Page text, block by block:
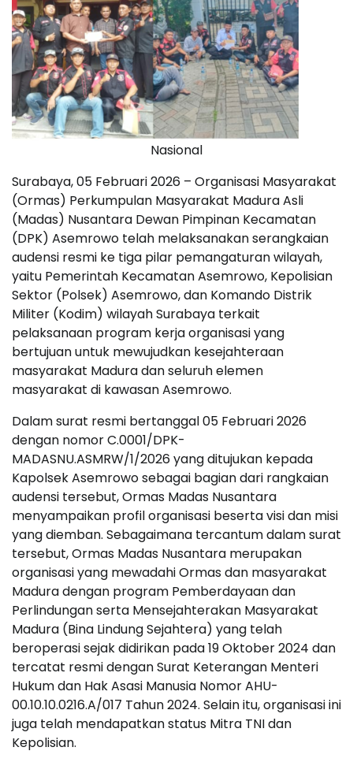
Nasional
Surabaya, 05 Februari 2026 – Organisasi Masyarakat
(Ormas) Perkumpulan Masyarakat Madura Asli
(Madas) Nusantara Dewan Pimpinan Kecamatan
(DPK) Asemrowo telah melaksanakan serangkaian
audensi resmi ke tiga pilar pemangaturan wilayah,
yaitu Pemerintah Kecamatan Asemrowo, Kepolisian
Sektor (Polsek) Asemrowo, dan Komando Distrik
Militer (Kodim) wilayah Surabaya terkait
pelaksanaan program kerja organisasi yang
bertujuan untuk mewujudkan kesejahteraan
masyarakat Madura dan seluruh elemen
masyarakat di kawasan Asemrowo.
Dalam surat resmi bertanggal 05 Februari 2026
dengan nomor C.0001/DPK-
MADASNU.ASMRW/1/2026 yang ditujukan kepada
Kapolsek Asemrowo sebagai bagian dari rangkaian
audensi tersebut, Ormas Madas Nusantara
menyampaikan profil organisasi beserta visi dan misi
yang diemban. Sebagaimana tercantum dalam surat
tersebut, Ormas Madas Nusantara merupakan
organisasi yang mewadahi Ormas dan masyarakat
Madura dengan program Pemberdayaan dan
Perlindungan serta Mensejahterakan Masyarakat
Madura (Bina Lindung Sejahtera) yang telah
beroperasi sejak didirikan pada 19 Oktober 2024 dan
tercatat resmi dengan Surat Keterangan Menteri
Hukum dan Hak Asasi Manusia Nomor AHU-
00.10.10.0216.A/017 Tahun 2024. Selain itu, organisasi ini
juga telah mendapatkan status Mitra TNI dan
Kepolisian.